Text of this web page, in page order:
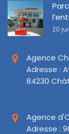
20
Agence
Adresse :
84230
Agence
Adresse :